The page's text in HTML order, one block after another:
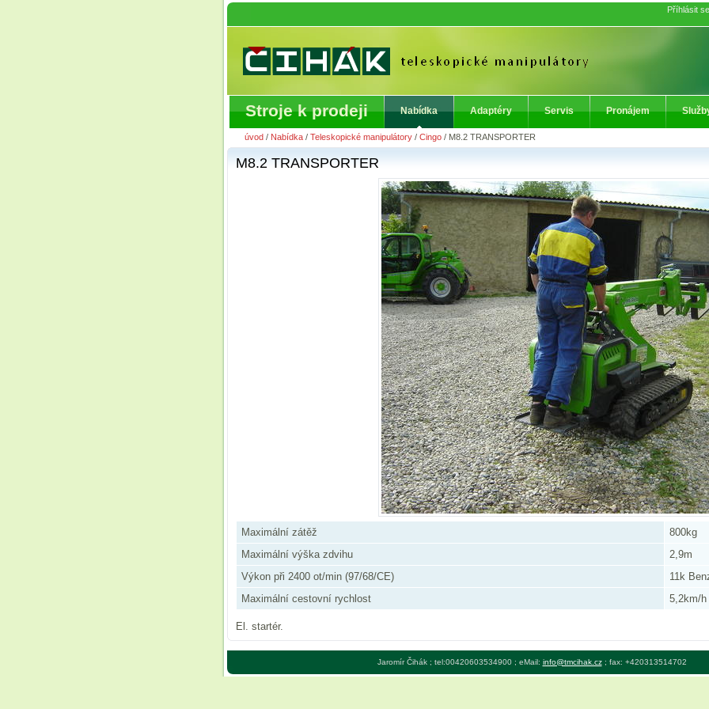
Příhlásit se
Stroje k prodeji Nabídka Adaptéry Servis Pronájem
úvod / Nabídka / Teleskopické manipulátory / Cingo / M8.2 TRANSPORTER
M8.2 TRANSPORTER
Maximální zátěž
800kg
Maximální výška zdvihu
2,9m
Výkon při 2400 ot/min (97/68/CE)
11k
Maximální cestovní rychlost
5,2km/h
El. startér.
Jaromír Čihák ; tel:00420603534900 ; eMail: info@tmcihak.cz; fax: +420313514702